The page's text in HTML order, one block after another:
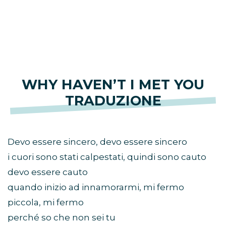
WHY HAVEN’T I MET YOU
TRADUZIONE
Devo essere sincero, devo essere sincero
i cuori sono stati calpestati, quindi sono cauto
devo essere cauto
quando inizio ad innamorarmi, mi fermo
piccola, mi fermo
perché so che non sei tu